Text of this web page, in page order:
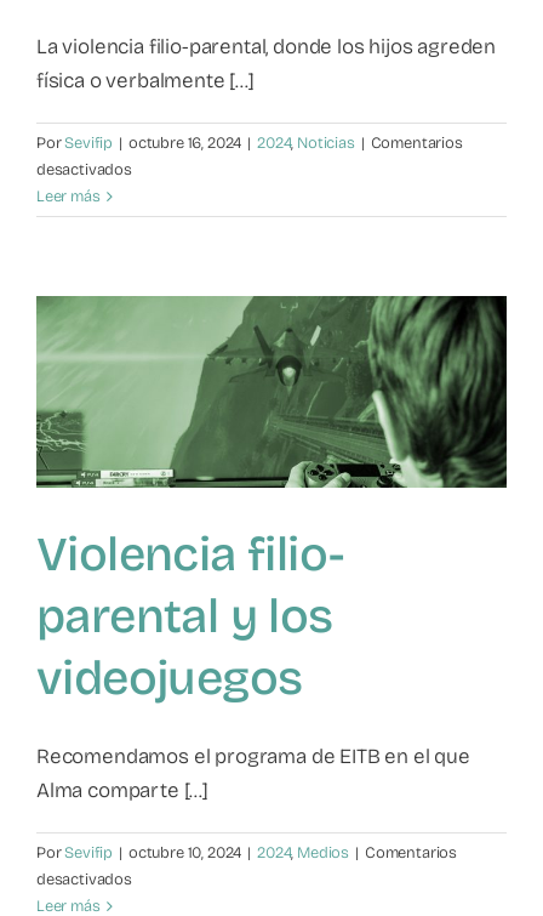
La violencia filio-parental, donde los hijos agreden
física o verbalmente [...]
PorSevifip | octubre 16, 2024 | 2024, Noticias | Comentarios
desactivadosen
violencia
Un
problema
silenciado
Leer más
Violencia filio-
parental y los
videojuegos
Recomendamos el programa de EITB en el que
Alma comparte [...]
PorSevifip | octubre 10, 2024 | 2024, Medios | Comentarios
desactivadosen
Leer más